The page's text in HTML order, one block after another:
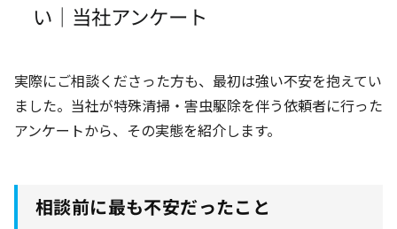
い｜当社アンケート
実際にご相談くださった方も、最初は強い不安を抱えてい
ました。当社が特殊清掃・害虫駆除を伴う依頼者に行った
アンケートから、その実態を紹介します。
相談前に最も不安だったこと